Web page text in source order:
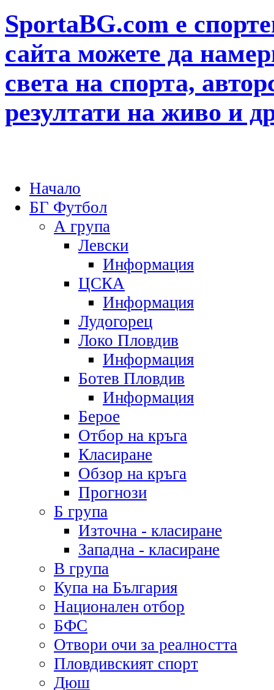
SportaBG.com е
сайта можете да
света на спорта,
резултати на живо и
Начало
БГ Футбол
А група
Левски
Информация
ЦСКА
Информация
Лудогорец
Локо Пловдив
Информация
Ботев Пловдив
Информация
Берое
Отбор на кръга
Класиране
Обзор на кръга
Прогнози
Б група
Източна - класиране
Западна - класиране
В група
Купа на България
Национален отбор
БФС
Отвори очи за реалността
Пловдивският спорт
Дюш